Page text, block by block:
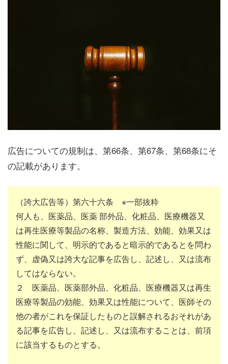
広告についての規制は、第66条、第67条、第68条にそ
の記載があります。
（誇大広告等）第六十六条 ※一部抜粋
何人も、医薬品、医薬 部外品、化粧品、医療機器又
は再生医療等製品の名称、製造方法、効能、効果又は
性能に関して、明示的であると暗示的であるとを問わ
ず、虚偽又は誇大な記事を広告し、記述し、又は流布
してはならない。
２ 医薬品、医薬部外品、化粧品、医療機器又は再生
医療等製品の効能、効果又は性能について、医師その
他の者がこれを保証したものと誤解されるおそれがあ
る記事を広告し、記述し、又は流布することは、前項
に該当するものとする。